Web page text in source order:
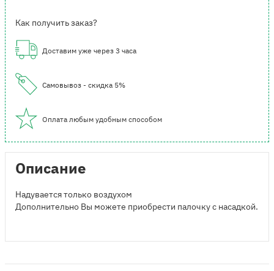
Как получить заказ?
Доставим уже через 3 часа
Самовывоз - скидка 5%
Оплата любым удобным способом
Описание
Надувается только воздухом
Дополнительно Вы можете приобрести палочку с насадкой.